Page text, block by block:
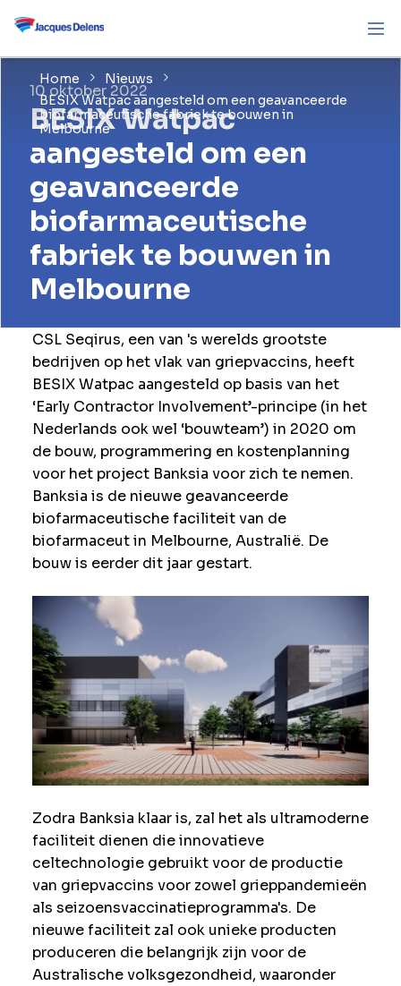
Home
Nieuws
BESIX Watpac aangesteld om een geavanceerde
biofarmaceutische fabriek te bouwen in
Melbourne
10 oktober 2022
BESIX Watpac
aangesteld om een
geavanceerde
biofarmaceutische
fabriek te bouwen in
Melbourne
CSL Seqirus, een van 's werelds grootste
bedrijven op het vlak van griepvaccins, heeft
BESIX Watpac aangesteld op basis van het
‘Early Contractor Involvement’-principe (in het
Nederlands ook wel ‘bouwteam’) in 2020 om
de bouw, programmering en kostenplanning
voor het project Banksia voor zich te nemen.
Banksia is de nieuwe geavanceerde
biofarmaceutische faciliteit van de
biofarmaceut in Melbourne, Australië. De
bouw is eerder dit jaar gestart.
Zodra Banksia klaar is, zal het als ultramoderne
faciliteit dienen die innovatieve
celtechnologie gebruikt voor de productie
van griepvaccins voor zowel grieppandemieën
als seizoensvaccinatieprogramma's. De
nieuwe faciliteit zal ook unieke producten
produceren die belangrijk zijn voor de
Australische volksgezondheid, waaronder